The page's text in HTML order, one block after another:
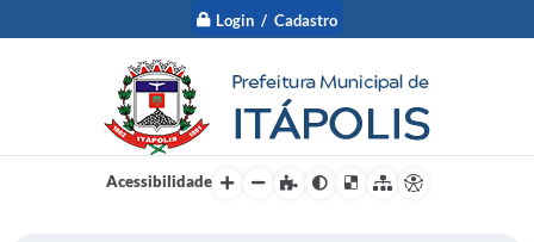
Login / Cadastro
Acessibilidade